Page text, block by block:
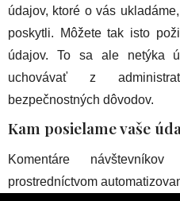
údajov, ktoré o vás
poskytli. Môžete tak isto
údajov. To sa ale netýka
uchovávať z
bezpečnostných dôvodov.
Kam posielame vaše
Komentáre
prostredníctvom